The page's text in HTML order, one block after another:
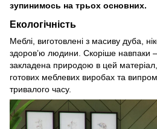
зупинимось на трьох основних.
Екологічність
Меблі, виготовлені з масиву дуба,
здоров’ю людини. Скоріше навпаки –
закладена природою в цей матеріал,
готових меблевих виробах та
тривалого часу.